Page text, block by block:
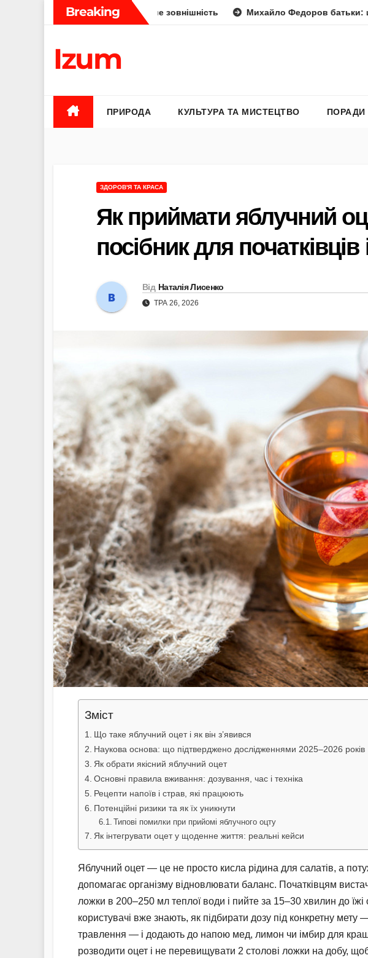
Breaking
укус, отрута чи лише зовнішність Михайло Федоров батьки: що відомо про
Izum
ПРИРОДА КУЛЬТУРА ТА МИСТЕЦТВО ПОРАДИ
ЗДОРОВ'Я ТА КРАСА
Як приймати яблучний
посібник для
Від Наталія Лисенко
ТРА 26, 2026
Зміст
Що таке яблучний оцет і як він з’явився
Наукова основа: що підтверджено дослідженнями 2025–2026 років
Як обрати якісний яблучний оцет
Основні правила вживання: дозування, час і техніка
Рецепти напоїв і страв, які працюють
Потенційні ризики та як їх уникнути
Типові помилки при прийомі яблучного оцту
Як інтегрувати оцет у щоденне життя: реальні кейси
Яблучний оцет — це не просто кисла рідина для салатів, а
допомагає організму відновлювати баланс. Початківцям
ложки в 200–250 мл теплої води і пийте за 15–30 хвилин до
користувачі вже знають, як підбирати дозу під конкретну мету
травлення — і додають до напою мед, лимон чи імбир для
розводити оцет і не перевищувати 2 столові ложки на добу,